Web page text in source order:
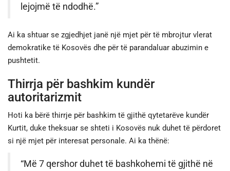
lejojmë të ndodhë.”
Ai ka shtuar se zgjedhjet janë një mjet për të mbrojtur vlerat
demokratike të Kosovës dhe për të parandaluar abuzimin e
pushtetit.
Thirrja për bashkim kundër
autoritarizmit
Hoti ka bërë thirrje për bashkim të gjithë qytetarëve kundër
Kurtit, duke theksuar se shteti i Kosovës nuk duhet të përdoret
si një mjet për interesat personale. Ai ka thënë:
“Më 7 qershor duhet të bashkohemi të gjithë në